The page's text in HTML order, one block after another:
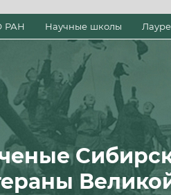
РАН Научные школы